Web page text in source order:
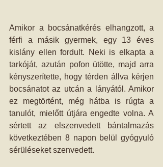
Amikor a bocsánatkérés elhangzott, a
férfi a másik gyermek, egy 13 éves
kislány ellen fordult. Neki is elkapta a
tarkóját, azután pofon ütötte, majd arra
kényszerítette, hogy térden állva kérjen
bocsánatot az utcán a lányától. Amikor
ez megtörtént, még hátba is rúgta a
tanulót, mielőtt útjára engedte volna. A
sértett az elszenvedett bántalmazás
következtében 8 napon belül gyógyuló
sérüléseket szenvedett.